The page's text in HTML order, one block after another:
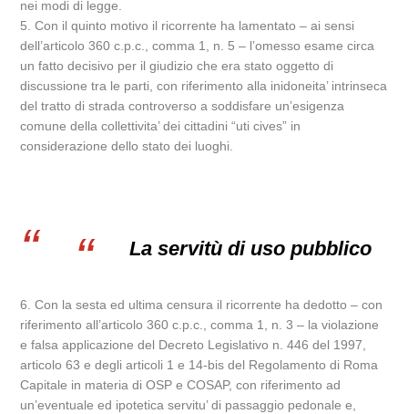
nei modi di legge.
5. Con il quinto motivo il ricorrente ha lamentato – ai sensi
dell’articolo 360 c.p.c., comma 1, n. 5 – l’omesso esame circa
un fatto decisivo per il giudizio che era stato oggetto di
discussione tra le parti, con riferimento alla inidoneita’ intrinseca
del tratto di strada controverso a soddisfare un’esigenza
comune della collettivita’ dei cittadini “uti cives” in
considerazione dello stato dei luoghi.
La servitù di uso pubblico
6. Con la sesta ed ultima censura il ricorrente ha dedotto – con
riferimento all’articolo 360 c.p.c., comma 1, n. 3 – la violazione
e falsa applicazione del Decreto Legislativo n. 446 del 1997,
articolo 63 e degli articoli 1 e 14-bis del Regolamento di Roma
Capitale in materia di OSP e COSAP, con riferimento ad
un’eventuale ed ipotetica servitu’ di passaggio pedonale e,